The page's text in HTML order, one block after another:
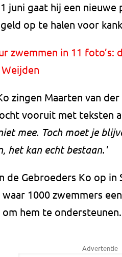
juni gaat hij een
op te halen voor
zwemmen in 11
zingen Maarten van
vooruit met teksten
mee. Toch moet je
het kan echt bestaan.'
de Gebroeders Ko op in
1000 zwemmers
hem te ondersteunen.
Advertentie